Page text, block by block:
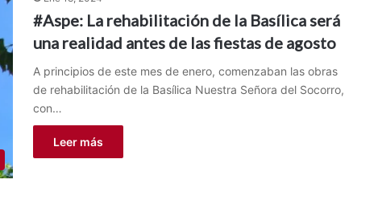
#Aspe: La rehabilitación de la Basílica será
una realidad antes de las fiestas de agosto
A principios de este mes de enero, comenzaban las obras
de rehabilitación de la Basílica Nuestra Señora del Socorro,
con…
Leer más